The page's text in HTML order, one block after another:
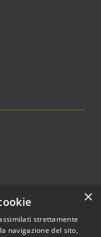
×
strettamente
navigazione del sito,